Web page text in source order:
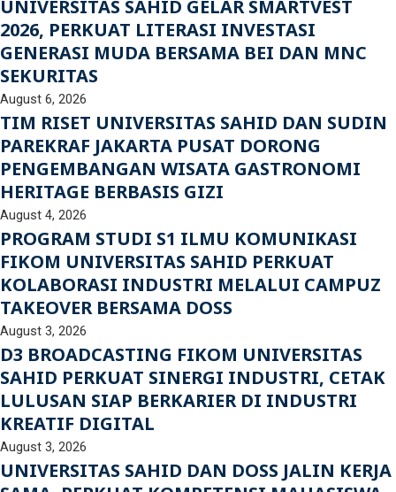
UNIVERSITAS SAHID GELAR SMARTVEST
2026, PERKUAT LITERASI INVESTASI
GENERASI MUDA BERSAMA BEI DAN MNC
SEKURITAS
August 6, 2026
TIM RISET UNIVERSITAS SAHID DAN SUDIN
PAREKRAF JAKARTA PUSAT DORONG
PENGEMBANGAN WISATA GASTRONOMI
HERITAGE BERBASIS GIZI
August 4, 2026
PROGRAM STUDI S1 ILMU KOMUNIKASI
FIKOM UNIVERSITAS SAHID PERKUAT
KOLABORASI INDUSTRI MELALUI CAMPUZ
TAKEOVER BERSAMA DOSS
August 3, 2026
D3 BROADCASTING FIKOM UNIVERSITAS
SAHID PERKUAT SINERGI INDUSTRI, CETAK
LULUSAN SIAP BERKARIER DI INDUSTRI
KREATIF DIGITAL
August 3, 2026
UNIVERSITAS SAHID DAN DOSS JALIN KERJA